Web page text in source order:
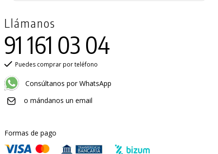
Llámanos
91 161 03 04
Puedes comprar por teléfono
Consúltanos por WhatsApp
o mándanos un email
Formas de pago